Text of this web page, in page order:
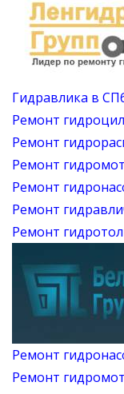
Гидравлика в
Ремонт
Ремонт
Ремонт
Ремонт
Ремонт
Ремонт
Ремонт
Ремонт